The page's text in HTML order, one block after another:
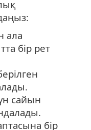
ала
бір рет
сайын
бір